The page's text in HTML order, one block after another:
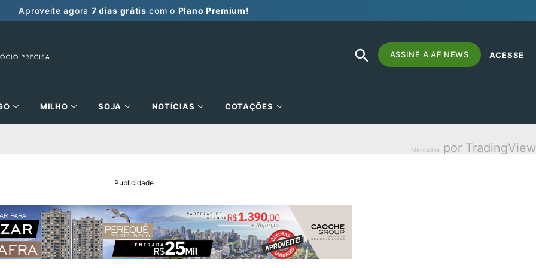
Aproveite agora 7 dias grátis com o Plano Premium!
Search
for:
SEARCH
BUTTON
ASSINE A AF NEWS ACESSE
MILHO SOJA NOTÍCIAS COTAÇÕES
Mercados por TradingView
Publicidade